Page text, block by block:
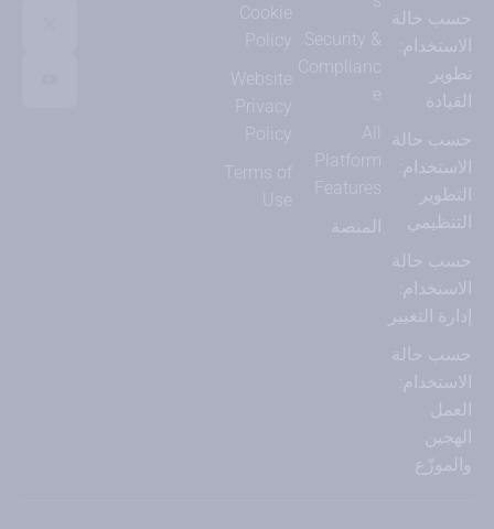
حسب حالة
الاستخدام:
تطوير
القيادة
حسب حالة
الاستخدام:
التطوير
التنظيمي
حسب حالة
الاستخدام:
إدارة التغيير
حسب حالة
الاستخدام:
العمل
الهجين
والموزّع
Security &
Complianc
e
All
Platform
Features
المنصة
Cookie
Policy
Website
Privacy
Policy
Terms of
Use